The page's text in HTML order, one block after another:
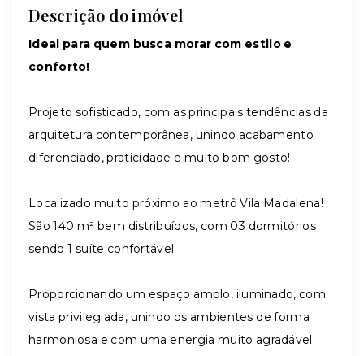
Descrição do imóvel
Ideal para quem busca morar com estilo e
conforto!
Projeto sofisticado, com as principais tendências da
arquitetura contemporânea, unindo acabamento
diferenciado, praticidade e muito bom gosto!
Localizado muito próximo ao metrô Vila Madalena!
São 140 m² bem distribuídos, com 03 dormitórios
sendo 1 suíte confortável.
Proporcionando um espaço amplo, iluminado, com
vista privilegiada, unindo os ambientes de forma
harmoniosa e com uma energia muito agradável.